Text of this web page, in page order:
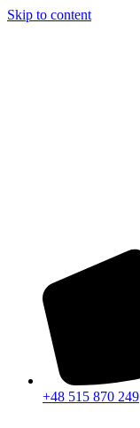
Skip to content
+48 515 870 249